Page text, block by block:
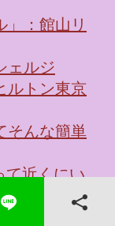
：館山リ
ェルジ
ルトン東京
そんな簡単
近くにい